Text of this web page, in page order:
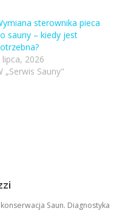
sterownika pieca
sauny – kiedy jest
lipca, 2026
„Serwis Sauny"
Saun. Diagnostyka